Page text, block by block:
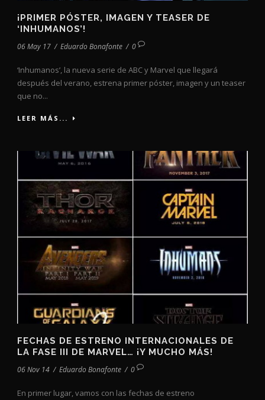
¡PRIMER PÓSTER, IMAGEN Y TEASER DE
‘INHUMANOS’!
06 May 17 / Eduardo Bonafonte / 0
‘Inhumanos’, la nueva serie de ABC y Marvel que llegará
después del verano, estrena primer póster, imagen y un teaser
que no...
LEER MÁS...
FECHAS DE ESTRENO INTERNACIONALES DE
LA FASE III DE MARVEL… ¡Y MUCHO MÁS!
06 Nov 14 / Eduardo Bonafonte / 0
En primer lugar, vamos con las fechas de estreno